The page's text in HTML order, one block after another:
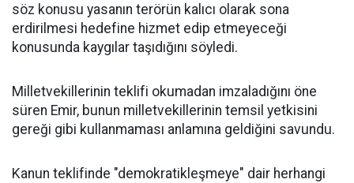
söz konusu yasanın terörün kalıcı olarak sona
erdirilmesi hedefine hizmet edip etmeyeceği
konusunda kaygılar taşıdığını söyledi.
Milletvekillerinin teklifi okumadan imzaladığını öne
süren Emir, bunun milletvekillerinin temsil yetkisini
gereği gibi kullanmaması anlamına geldiğini savundu.
Kanun teklifinde "demokratikleşmeye" dair herhangi